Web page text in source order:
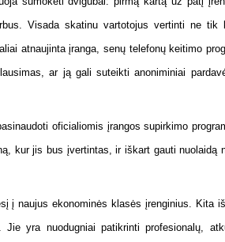
Visada skatinu vartotojus vertinti ne tik
atnaujinta įranga, senų telefonų keitimo
ar ją gali suteikti anoniminiai
oficialiomis įrangos supirkimo
kur jis bus įvertintas, ir iškart gauti nuolaidą
į naujus ekonominės klasės įrenginius. Kita
Jie yra nuodugniai patikrinti profesionalų,